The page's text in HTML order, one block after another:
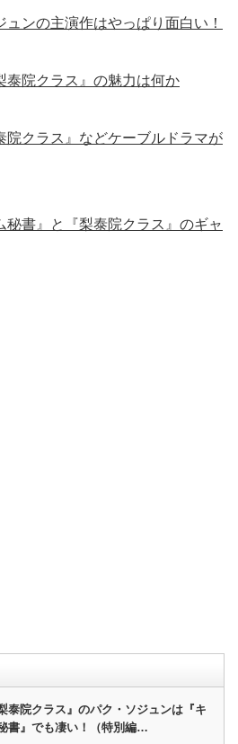
ュンの主演作はやっぱり面白い！
泰院クラス』の魅力は何か
院クラス』などケーブルドラマが
秘書』と『梨泰院クラス』のギャ
梨泰院クラス』のパク・ソジュンは『キ
書』でも凄い！（特別編…